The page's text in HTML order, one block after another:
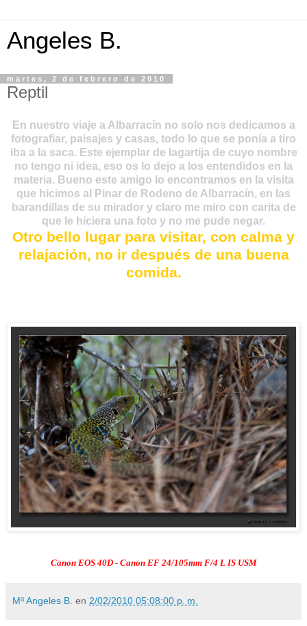
Angeles B.
martes, 2 de febrero de 2010
Reptil
En nuestro viaje a Albarracín no solo nos dedicamos a
fotografiar, paisajes y casas, todo lo que se ponía a tiro
iba a la saca. Este ejemplar de lagartija de cuyo nombre
no tengo ni idea, eso os lo dejo a los entendidos en la
materia. Bueno este amigo lo encontramos en la visita
que hicimos al Pinar de Rodeno de Albarracín, en las
barandillas de su mirador y claro me miro con carita de
que le hiciera una foto y no me pude negar.
Otro bello lugar para visitar, con calma y
relajación, no ir después de una buena
comida.
Canon EOS 40D - Canon EF 24/105mm F/4 L IS USM
Mª Angeles B. en 2/02/2010 05:08:00 p. m.